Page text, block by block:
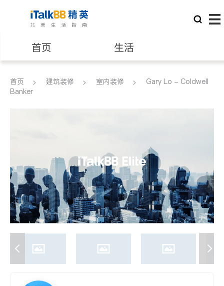
首页 生活
医生 律师
养老 非盈利组织
首页 建筑装修 室内装修
Gary Lo - Coldwell
Banker